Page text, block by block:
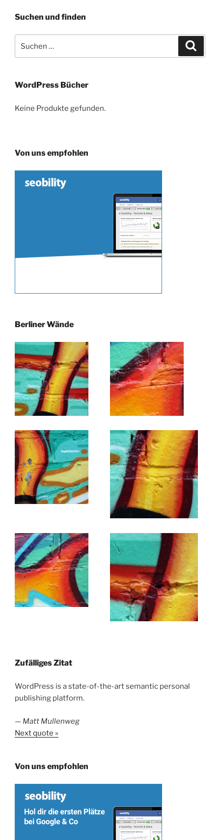
Suchen und finden
nach:
WordPress Bücher
Keine Produkte gefunden.
Von uns empfohlen
Berliner Wände
Zufälliges Zitat
WordPress is a state-of-the-art semantic personal
publishing platform.
— Matt Mullenweg
Next quote »
Von uns empfohlen